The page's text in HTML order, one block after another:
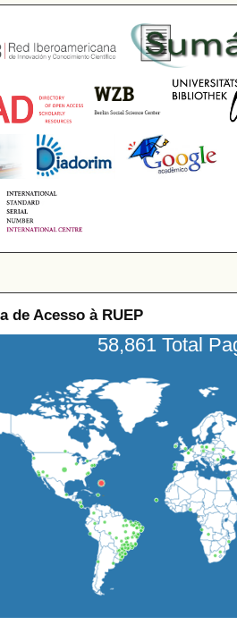
de Acesso à RUEP
58,861 Total